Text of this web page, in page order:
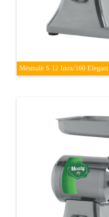
Mėsmalė S 12 Inox/160 Elegant